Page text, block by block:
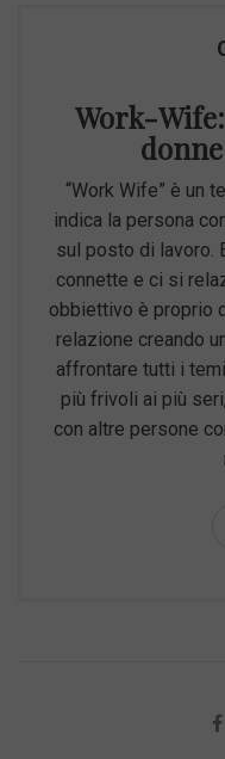
Work-
“Work Wife” è un
indica la persona
sul posto di lavoro.
connette e ci si
obbiettivo è proprio
relazione creando
affrontare tutti i
più frivoli ai più
con altre persone